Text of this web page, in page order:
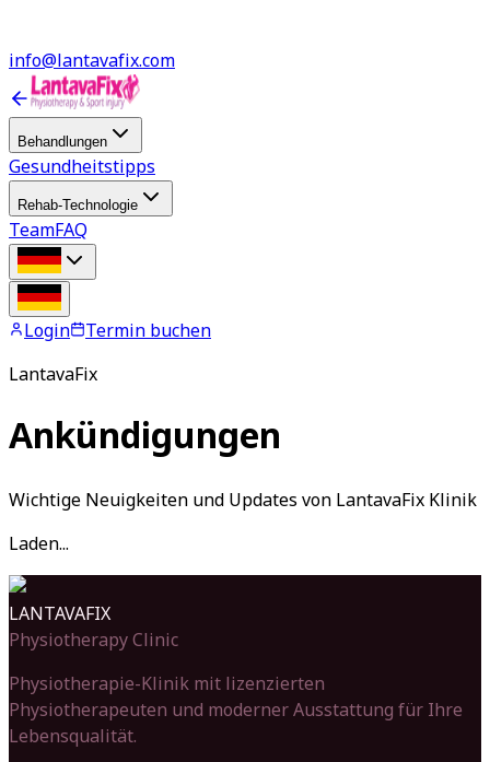
info@lantavafix.com
Behandlungen
Gesundheitstipps
Rehab-Technologie
TeamFAQ
Login Termin buchen
LantavaFix
Ankündigungen
Wichtige Neuigkeiten und Updates von LantavaFix Klinik
Laden...
LANTAVAFIX
Physiotherapy Clinic
Physiotherapie-Klinik mit lizenzierten
Physiotherapeuten und moderner Ausstattung für Ihre
Lebensqualität.